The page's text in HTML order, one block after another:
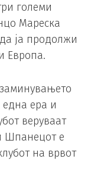
големи
Мареска
ја продолжи
Европа.
една ера и
веруваат
Шпанецот е
на врвот